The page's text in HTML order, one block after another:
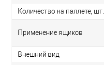
Количество на паллете, шт.
Применение ящиков
Внешний вид